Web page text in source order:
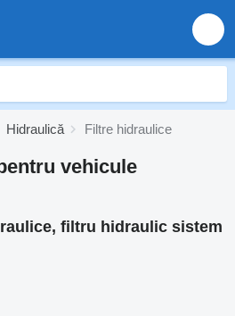
Hidraulică Filtre hidraulice
vehicule
filtru hidraulic sistem